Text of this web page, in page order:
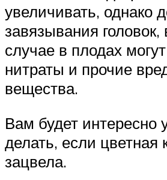
увеличивать, однако
завязывания
случае в плодах
нитраты и прочие
вещества.
Вам будет интересно
делать, если цветная
зацвела.